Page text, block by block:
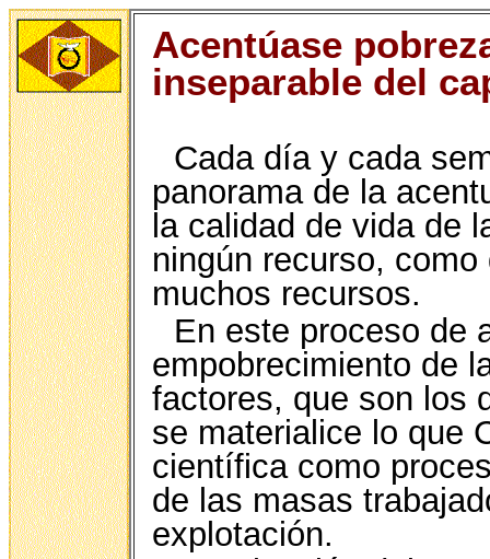
Acentúase
inseparable del
Cada día y cada
panorama de la
la calidad de vida de
ningún recurso,
muchos recursos.
En este proceso de
empobrecimiento de
factores, que son los
se materialice lo que
científica como
de las masas
explotación.